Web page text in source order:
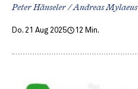
Peter Hänseler / Andreas Mylaeus
Do. 21 Aug 2025 12 Min.